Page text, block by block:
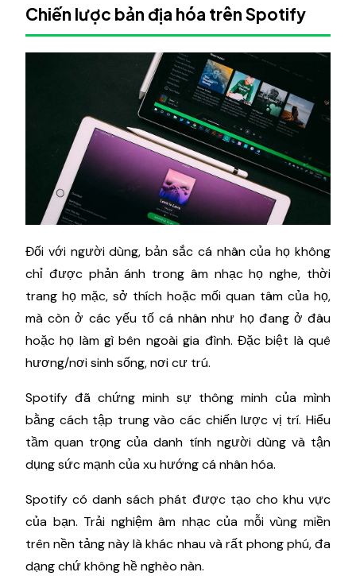
Chiến lược bản địa hóa trên Spotify
Đối với người dùng, bản sắc cá nhân của họ không
chỉ được phản ánh trong âm nhạc họ nghe, thời
trang họ mặc, sở thích hoặc mối quan tâm của họ,
mà còn ở các yếu tố cá nhân như họ đang ở đâu
hoặc họ làm gì bên ngoài gia đình. Đặc biệt là quê
hương/nơi sinh sống, nơi cư trú.
Spotify đã chứng minh sự thông minh của mình
bằng cách tập trung vào các chiến lược vị trí. Hiểu
tầm quan trọng của danh tính người dùng và tận
dụng sức mạnh của xu hướng cá nhân hóa.
Spotify có danh sách phát được tạo cho khu vực
của bạn. Trải nghiệm âm nhạc của mỗi vùng miền
trên nền tảng này là khác nhau và rất phong phú, đa
dạng chứ không hề nghèo nàn.